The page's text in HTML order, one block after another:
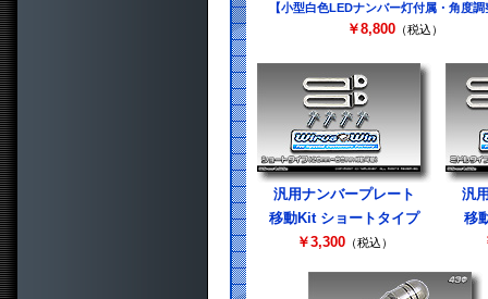
【小型白色LEDナンバー灯付属・角度調
￥8,800 （税込）
汎用ナンバープレート
移動Kit ショートタイプ
￥3,300（税込）
汎
移